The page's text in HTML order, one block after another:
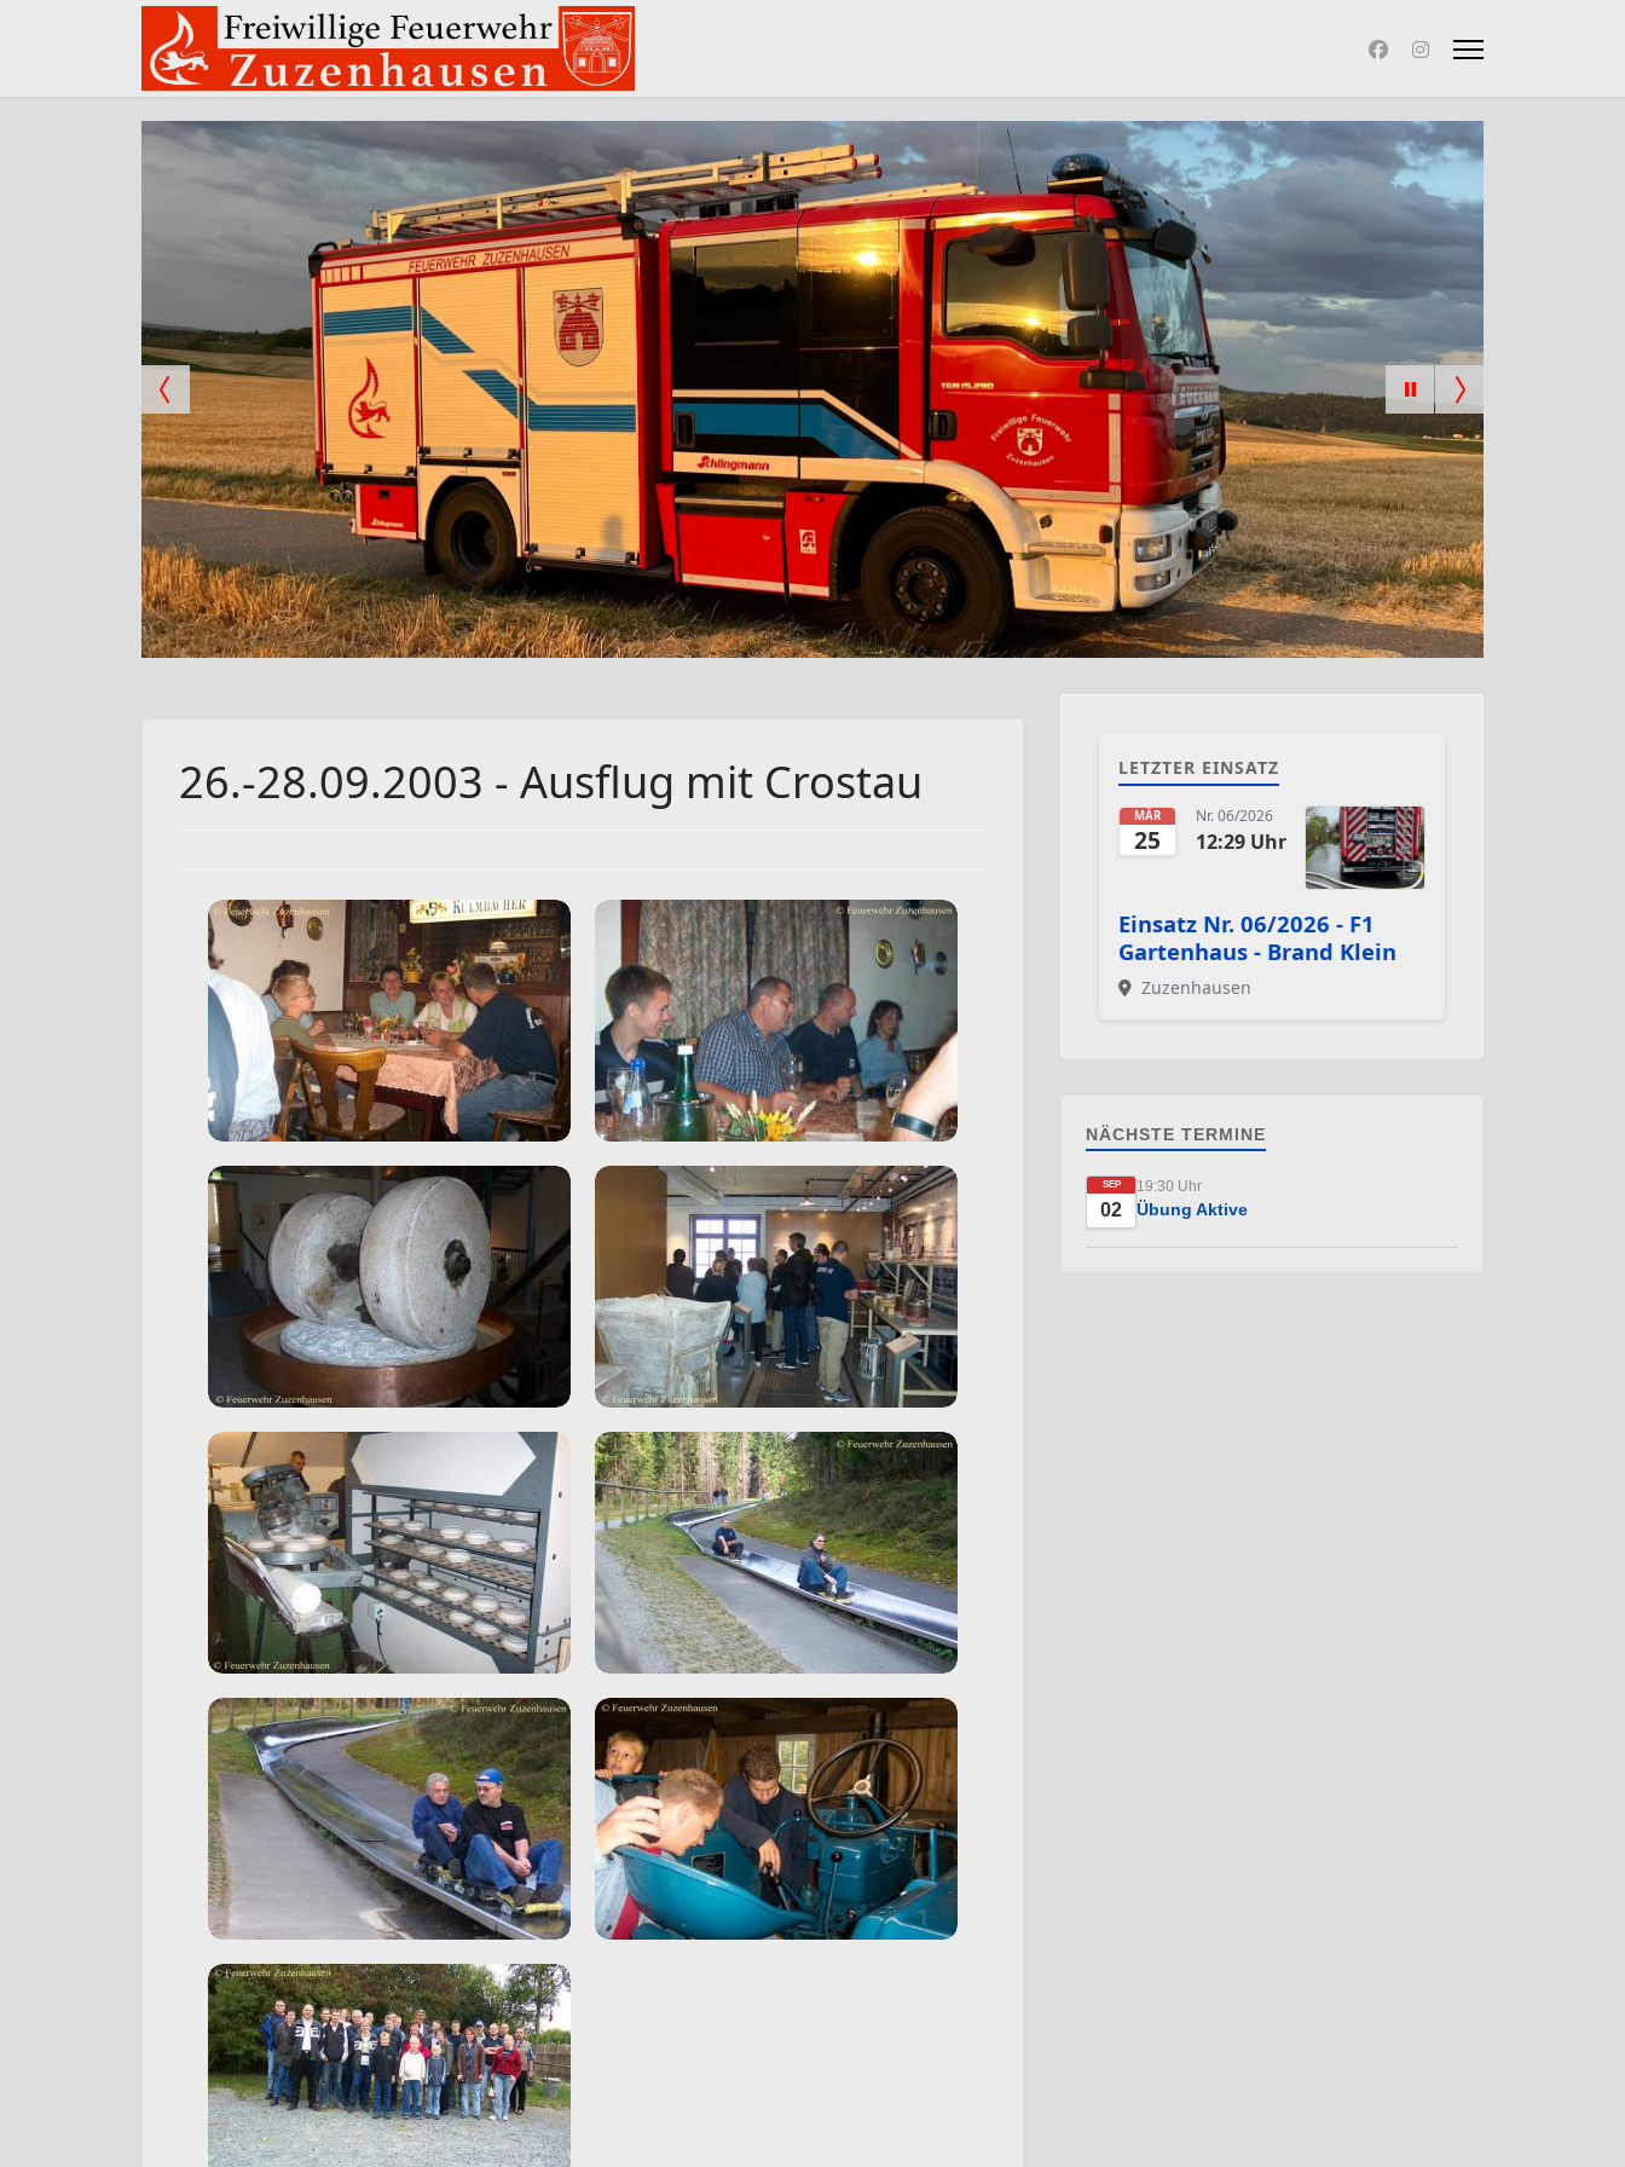
26.-28.09.2003 - Ausflug mit Crostau LETZTER EINSATZ
MÄR
25
Nr. 06/2026
12:29 Uhr
Einsatz Nr. 06/2026 - F1
Gartenhaus - Brand Klein
Zuzenhausen
NÄCHSTE TERMINE
SEP
02
19:30 Uhr
Übung Aktive